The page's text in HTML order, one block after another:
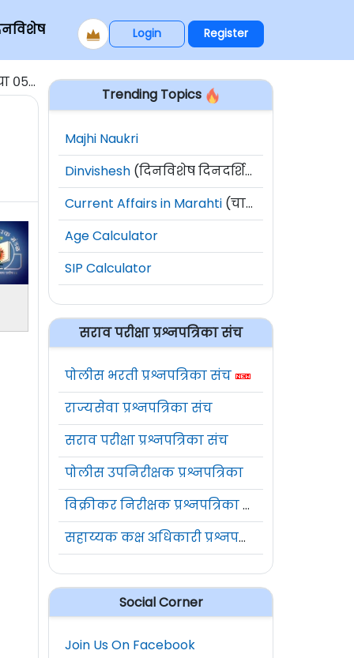
Login Register
Trending Topics
Majhi Naukri
Dinvishesh (दिनविशेष दिनदर्शिका)
Current Affairs in Marahti (चालू घडामोडी)
Age Calculator
SIP Calculator
सराव परीक्षा प्रश्नपत्रिका संच
पोलीस भरती प्रश्नपत्रिका संच
राज्यसेवा प्रश्नपत्रिका संच
सराव परीक्षा प्रश्नपत्रिका संच
पोलीस उपनिरीक्षक प्रश्नपत्रिका
विक्रीकर निरीक्षक प्रश्नपत्रिका संच
सहाय्यक कक्ष अधिकारी प्रश्नपत्रिका संच
Social Corner
Join Us On Facebook